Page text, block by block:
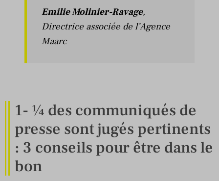
Emilie Molinier-Ravage,
Directrice associée de l’Agence
Maarc
1- ¼ des communiqués de
presse sont jugés pertinents
: 3 conseils pour être dans le
bon